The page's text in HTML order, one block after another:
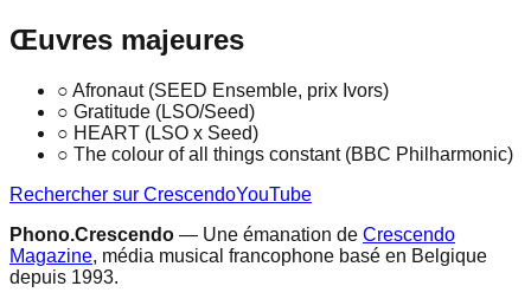
Œuvres majeures
○ Afronaut (SEED Ensemble, prix Ivors)
○ Gratitude (LSO/Seed)
○ HEART (LSO x Seed)
○ The colour of all things constant (BBC Philharmonic)
Rechercher sur CrescendoYouTube
Phono.Crescendo — Une émanation de Crescendo
Magazine, média musical francophone basé en Belgique
depuis 1993.